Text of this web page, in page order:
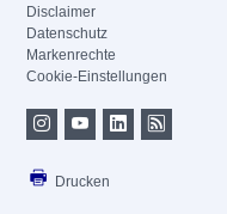
Disclaimer
Datenschutz
Markenrechte
Cookie-Einstellungen
Drucken